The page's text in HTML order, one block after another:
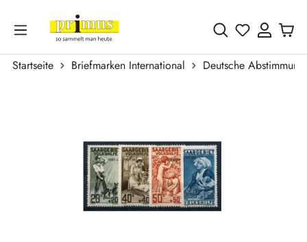
Zum Hauptinhalt springen
Du hast 0
Startseite Briefmarken International
Deutsche